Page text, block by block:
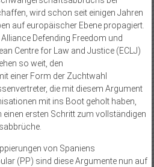
wird schon seit einigen Jahren
auf europäischer Ebene propagiert.
Defending Freedom und
Centre for Law and Justice (ECLJ)
so weit, den
einer Form der Zuchtwahl
die mit diesem Argument
mit ins Boot geholt haben,
einen ersten Schritt zum vollständigen
von Spaniens
(PP) sind diese Argumente nun auf